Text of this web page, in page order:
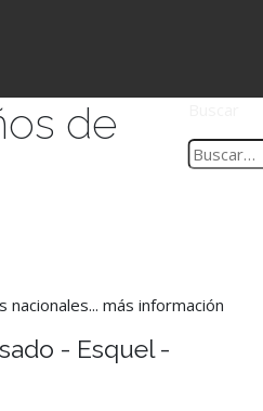
de
más información
- Esquel -